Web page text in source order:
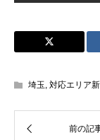
埼玉 対応エリア